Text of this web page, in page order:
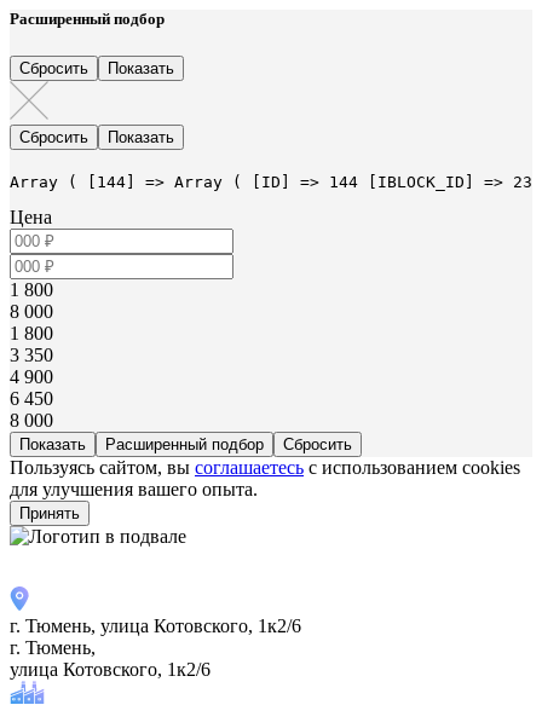
Расширенный подбор
Array ( [144] => Array ( [ID] => 144 [IBLOCK_ID] => 23
Цена
1 800
8 000
1 800
3 350
4 900
6 450
8 000
Расширенный подбор
Пользуясь сайтом, вы соглашаетесь с использованием cookies
для улучшения вашего опыта.
Принять
г. Тюмень, улица Котовского, 1к2/6
г. Тюмень,
улица Котовского, 1к2/6